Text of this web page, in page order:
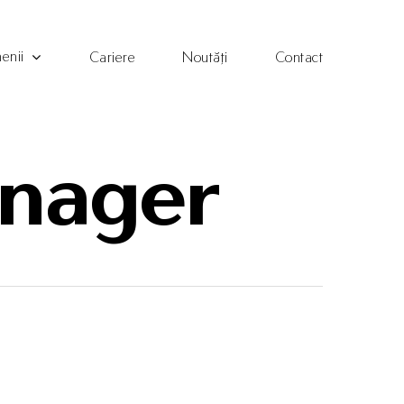
Cariere Noutăți Contact